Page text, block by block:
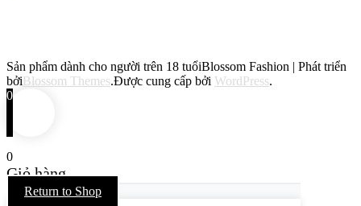
Sản phẩm dành cho người trên 18 tuổiBlossom Fashion | Phát triển
bởiBlossom Themes.Được cung cấp bởi WordPress.
0
0
Giỏ hàng
Return to Shop